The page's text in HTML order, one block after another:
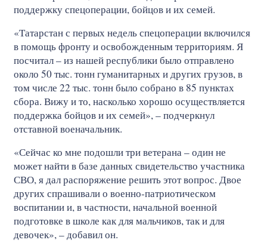
поддержку спецоперации, бойцов и их семей.
«Татарстан с первых недель спецоперации включился
в помощь фронту и освобожденным территориям. Я
посчитал – из нашей республики было отправлено
около 50 тыс. тонн гуманитарных и других грузов, в
том числе 22 тыс. тонн было собрано в 85 пунктах
сбора. Вижу и то, насколько хорошо осуществляется
поддержка бойцов и их семей», – подчеркнул
отставной военачальник.
«Сейчас ко мне подошли три ветерана – один не
может найти в базе данных свидетельство участника
СВО, я дал распоряжение решить этот вопрос. Двое
других спрашивали о военно-патриотическом
воспитании и, в частности, начальной военной
подготовке в школе как для мальчиков, так и для
девочек», – добавил он.